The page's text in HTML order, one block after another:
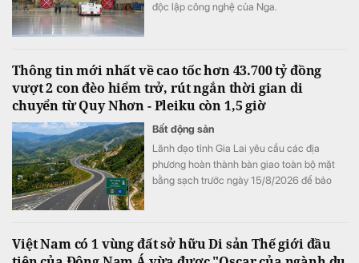
độc lập công nghệ của Nga.
Thông tin mới nhất về cao tốc hơn 43.700 tỷ đồng
vượt 2 con đèo hiểm trở, rút ngắn thời gian di
chuyển từ Quy Nhơn - Pleiku còn 1,5 giờ
Bất động sản
Lãnh đạo tỉnh Gia Lai yêu cầu các địa
phương hoàn thành bàn giao toàn bộ mặt
bằng sạch trước ngày 15/8/2026 để bảo
Việt Nam có 1 vùng đất sở hữu Di sản Thế giới đầu